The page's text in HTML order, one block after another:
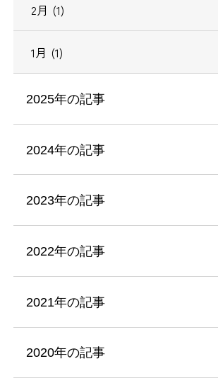
2月 (1)
1月 (1)
2025年の記事
2024年の記事
2023年の記事
2022年の記事
2021年の記事
2020年の記事